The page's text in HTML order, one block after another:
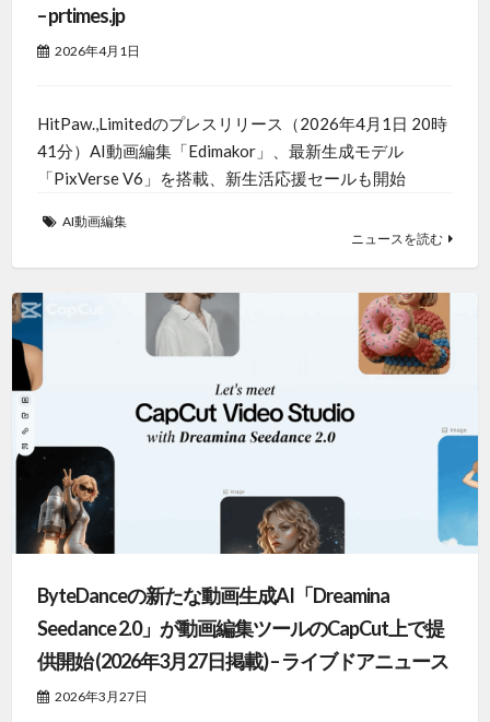
– prtimes.jp
2026年4月1日
HitPaw.,Limitedのプレスリリース（2026年4月1日 20時
41分）AI動画編集「Edimakor」、最新生成モデル
「PixVerse V6」を搭載、新生活応援セールも開始
AI動画編集
ニュースを読む
ByteDanceの新たな動画生成AI「Dreamina
Seedance 2.0」が動画編集ツールのCapCut上で提
供開始 (2026年3月27日掲載) – ライブドアニュース
2026年3月27日